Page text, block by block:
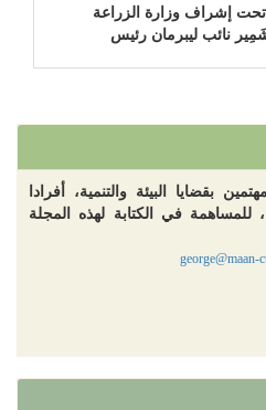
تحت إشراف وزارة الزراعة
شَمِير نائب ليبرمان رئيس
بقضايا البيئة والتنمية، أفرادا
للمساهمة في الكتابة لهذه المجلة
george@maan-